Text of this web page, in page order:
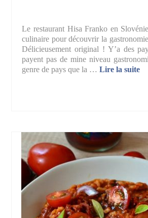
Le restaurant Hisa Franko en
culinaire pour découvrir la
Délicieusement original ! Y’a des
payent pas de mine niveau
genre de pays que la …Lire la suite­­